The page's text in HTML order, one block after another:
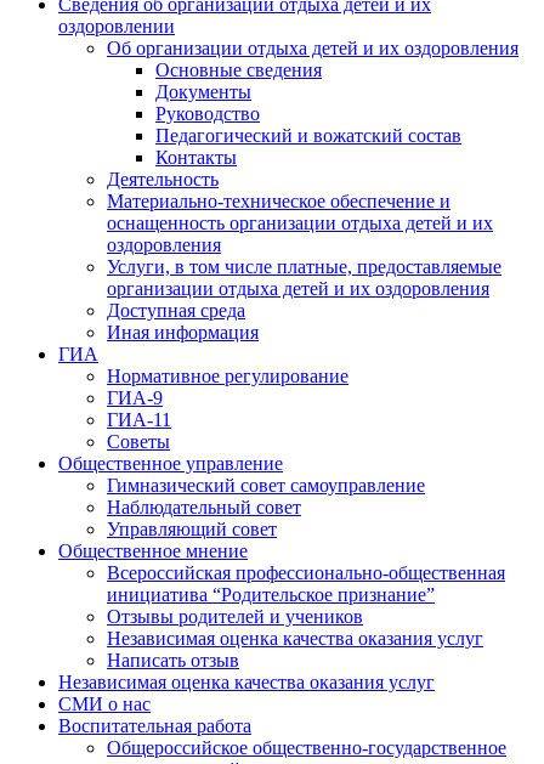
Сведения об организации отдыха детей и их
оздоровлении
Об организации отдыха детей и их оздоровления
Основные сведения
Документы
Руководство
Педагогический и вожатский состав
Контакты
Деятельность
Материально-техническое обеспечение и
оснащенность организации отдыха детей и их
оздоровления
Услуги, в том числе платные, предоставляемые
организации отдыха детей и их оздоровления
Доступная среда
Иная информация
ГИА
Нормативное регулирование
ГИА-9
ГИА-11
Советы
Общественное управление
Гимназический совет самоуправление
Наблюдательный совет
Управляющий совет
Общественное мнение
Всероссийская профессионально-общественная
инициатива “Родительское признание”
Отзывы родителей и учеников
Независимая оценка качества оказания услуг
Написать отзыв
Независимая оценка качества оказания услуг
СМИ о нас
Воспитательная работа
Общероссийское общественно-государственное